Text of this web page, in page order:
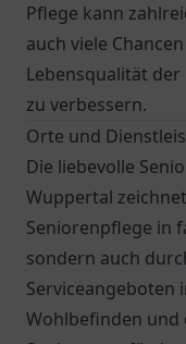
Pflege kann
auch viele
Lebensqualität
zu verbessern.
Orte und
Die liebevolle
Wuppertal
Seniorenpflege in
sondern auch
Serviceangeboten
Wohlbefinden und